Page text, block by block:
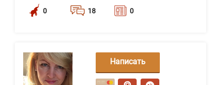
0 18 0
Написать
сообщение